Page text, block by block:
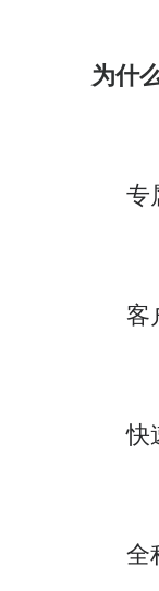
为什
专
客
快
全